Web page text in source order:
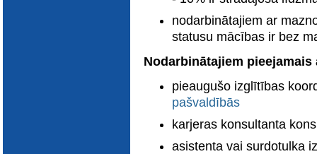
nodarbinātajiem ar
statusu mācības ir bez
Nodarbinātajiem
pieaugušo izglītības
pašvaldībās
karjeras konsultanta
asistenta vai surdotulka